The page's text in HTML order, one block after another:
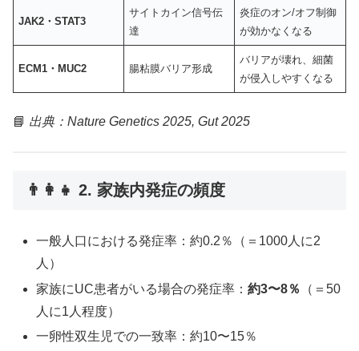
JAK2・STAT3
サイトカイン信号伝
達
炎症のオン/オフ制御
が効かなくなる
ECM1・MUC2 腸粘膜バリア形成
バリアが壊れ、細菌
が侵入しやすくなる
📘 出典：Nature Genetics 2025, Gut 2025
👨‍👩‍👧 2. 家族内発症の頻度
一般人口における発症率：約0.2％（＝1000人に2
人）
家族にUC患者がいる場合の発症率：約3〜8％
（＝50
人に1人程度）
一卵性双生児での一致率：約10〜15％